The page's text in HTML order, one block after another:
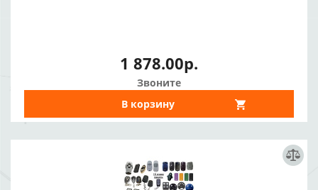
1 878.00р.
Звоните
В корзину